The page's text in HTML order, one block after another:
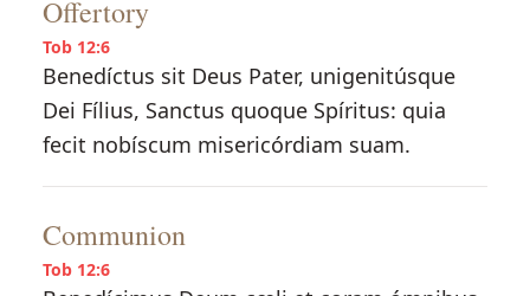
Offertory
Tob 12:6
Benedíctus sit Deus Pater, unigenitúsque
Dei Fílius, Sanctus quoque Spíritus: quia
fecit nobíscum misericórdiam suam.
Communion
Tob 12:6